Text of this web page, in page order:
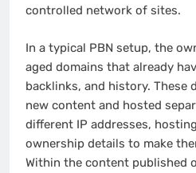
controlled network of sites.
In a typical PBN setup, the
aged domains that already
backlinks, and history. These
new content and hosted
different IP addresses,
ownership details to make
Within the content published